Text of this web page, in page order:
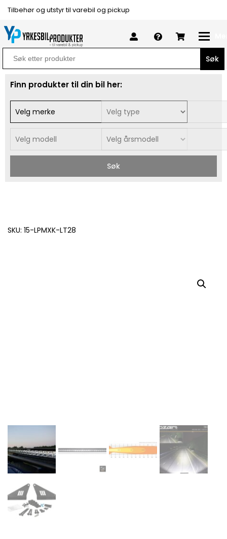
Tilbehør og utstyr til varebil og pickup
Search
for:
Finn produkter til din bil her:
Søk
SKU: 15-LPMXK-LT28